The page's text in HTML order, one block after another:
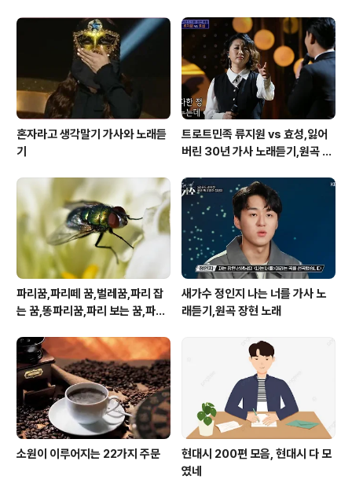
혼자라고 생각말기 가사와 노래듣
기
트로트민족 류지원 vs 효성,잃어
버린 30년 가사 노래듣기,원곡 설
파리꿈,파리떼 꿈,벌레꿈,파리 잡
는 꿈,똥파리꿈,파리 보는 꿈,파리
새가수 정인지 나는 너를 가사 노
래듣기,원곡 장현 노래
소원이 이루어지는 22가지 주문
현대시 200편 모음, 현대시 다 모
였네